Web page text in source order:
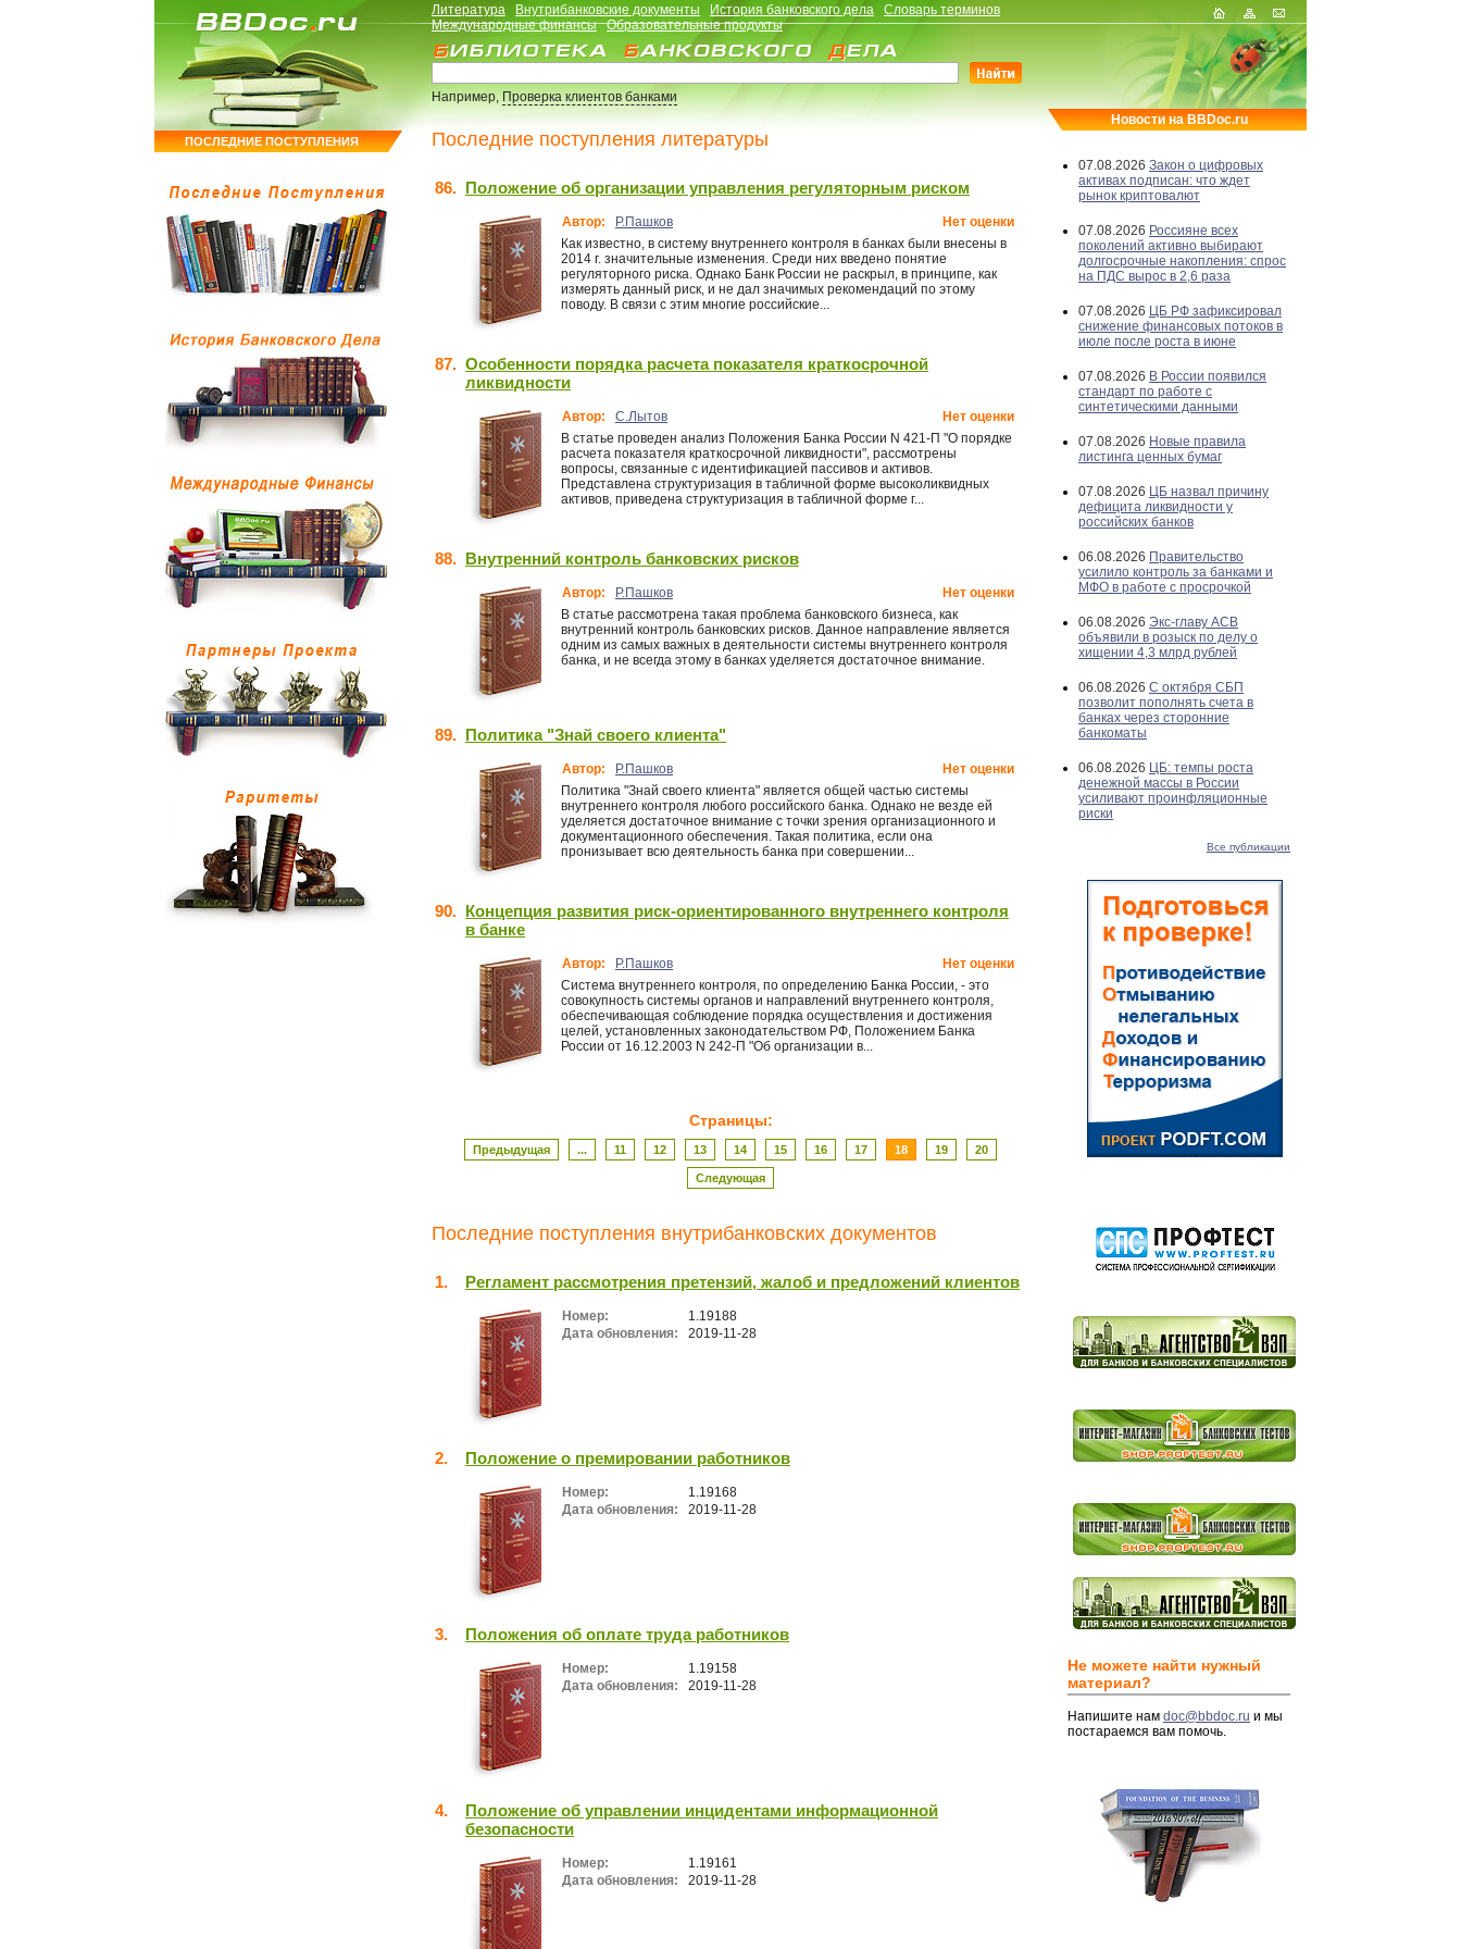
ПОСЛЕДНИЕ ПОСТУПЛЕНИЯ
Литература Внутрибанковские документы История банковского дела
Словарь терминов
Международные финансы
Образовательные продукты
Например,Проверка клиентов банками
Последние поступления литературы
86. Положение об организации управления регуляторным риском
Автор: Р.Пашков
Нет оценки
Как известно, в систему внутреннего контроля в банках были внесены в
2014 г. значительные изменения. Среди них введено понятие
регуляторного риска. Однако Банк России не раскрыл, в принципе, как
измерять данный риск, и не дал значимых рекомендаций по этому
поводу. В связи с этим многие российские...
87. Особенности порядка расчета показателя краткосрочной
ликвидности
Автор: С.Лытов
Нет оценки
В статье проведен анализ Положения Банка России N 421-П "О порядке
расчета показателя краткосрочной ликвидности", рассмотрены
вопросы, связанные с идентификацией пассивов и активов.
Представлена структуризация в табличной форме высоколиквидных
активов, приведена структуризация в табличной форме г...
88. Внутренний контроль банковских рисков
Автор: Р.Пашков
Нет оценки
В статье рассмотрена такая проблема банковского бизнеса, как
внутренний контроль банковских рисков. Данное направление является
одним из самых важных в деятельности системы внутреннего контроля
банка, и не всегда этому в банках уделяется достаточное внимание.
89. Политика "Знай своего клиента"
Автор: Р.Пашков
Нет оценки
Политика "Знай своего клиента" является общей частью системы
внутреннего контроля любого российского банка. Однако не везде ей
уделяется достаточное внимание с точки зрения организационного и
документационного обеспечения. Такая политика, если она
пронизывает всю деятельность банка при совершении...
90. Концепция развития риск-ориентированного внутреннего контроля
в банке
Автор: Р.Пашков
Нет оценки
Система внутреннего контроля, по определению Банка России, - это
совокупность системы органов и направлений внутреннего контроля,
обеспечивающая соблюдение порядка осуществления и достижения
целей, установленных законодательством РФ, Положением Банка
России от 16.12.2003 N 242-П "Об организации в...
Страницы:
Предыдущая ... 11 12 13 14 15 16 17 18 19 20
Следующая
Последние поступления внутрибанковских документов
1. Регламент рассмотрения претензий, жалоб и предложений клиентов
Номер:
1.19188
Дата обновления:
2019-11-28
2. Положение о премировании работников
Номер:
1.19168
Дата обновления:
2019-11-28
3. Положения об оплате труда работников
Номер:
1.19158
Дата обновления:
2019-11-28
4.
Положение об управлении инцидентами информационной
безопасности
Номер:
1.19161
Дата обновления:
2019-11-28
Новости на BBDoc.ru
07.08.2026 Закон о цифровых
активах подписан: что ждет
рынок криптовалют
07.08.2026 Россияне всех
поколений активно выбирают
долгосрочные накопления: спрос
на ПДС вырос в 2,6 раза
07.08.2026 ЦБ РФ зафиксировал
снижение финансовых потоков в
июле после роста в июне
07.08.2026 В России появился
стандарт по работе с
синтетическими данными
07.08.2026 Новые правила
листинга ценных бумаг
07.08.2026 ЦБ назвал причину
дефицита ликвидности у
российских банков
06.08.2026 Правительство
усилило контроль за банками и
МФО в работе с просрочкой
06.08.2026 Экс-главу АСВ
объявили в розыск по делу о
хищении 4,3 млрд рублей
06.08.2026 С октября СБП
позволит пополнять счета в
банках через сторонние
банкоматы
06.08.2026 ЦБ: темпы роста
денежной массы в России
усиливают проинфляционные
риски
Все публикации
Не можете найти нужный
материал?
Напишите нам doc@bbdoc.ru и мы
постараемся вам помочь.